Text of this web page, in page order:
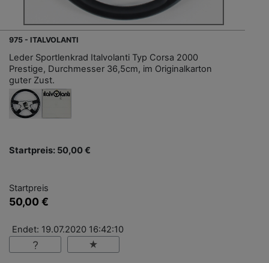
975 - ITALVOLANTI
Leder Sportlenkrad Italvolanti Typ Corsa 2000
Prestige, Durchmesser 36,5cm, im Originalkarton
guter Zust.
Startpreis: 50,00 €
Startpreis
50,00 €
Endet: 19.07.2020 16:42:10